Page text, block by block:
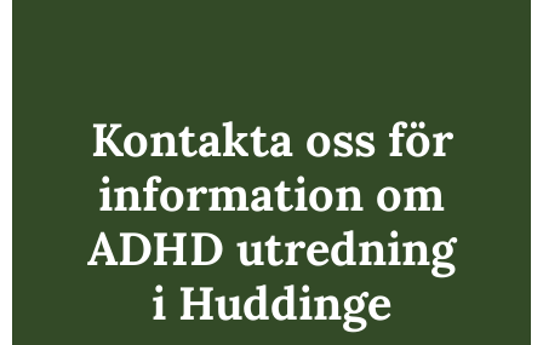
Kontakta oss för
information om
ADHD utredning
i Huddinge